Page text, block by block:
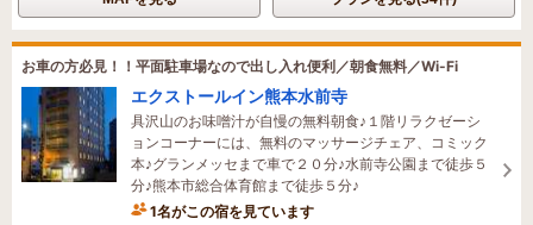
お車の方必見！！平面駐車場なので出し入れ便利／朝食無料／Wi-Fi
エクストールイン熊本水前寺
具沢山のお味噌汁が自慢の無料朝食♪１階リラクゼーシ
ョンコーナーには、無料のマッサージチェア、コミック
本♪グランメッセまで車で２０分♪水前寺公園まで徒歩５
分♪熊本市総合体育館まで徒歩５分♪
1名がこの宿を見ています